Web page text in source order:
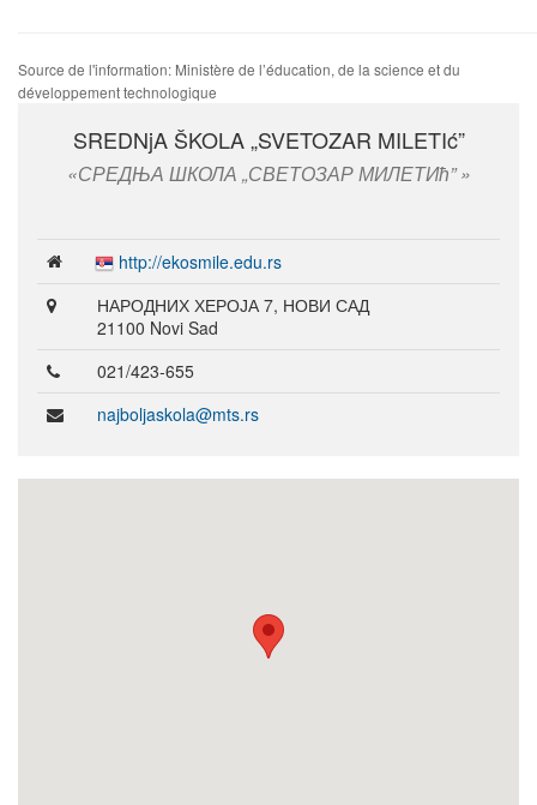
Source de l'information: Ministère de l’éducation, de la science et du
développement technologique
SREDNjA ŠKOLA „SVETOZAR MILETIć”
СРЕДЊА ШКОЛА „СВЕТОЗАР МИЛЕТИћ”
http://ekosmile.edu.rs
НАРОДНИХ ХЕРОЈА 7, НОВИ САД
21100 Novi Sad
021/423-655
najboljaskola@mts.rs